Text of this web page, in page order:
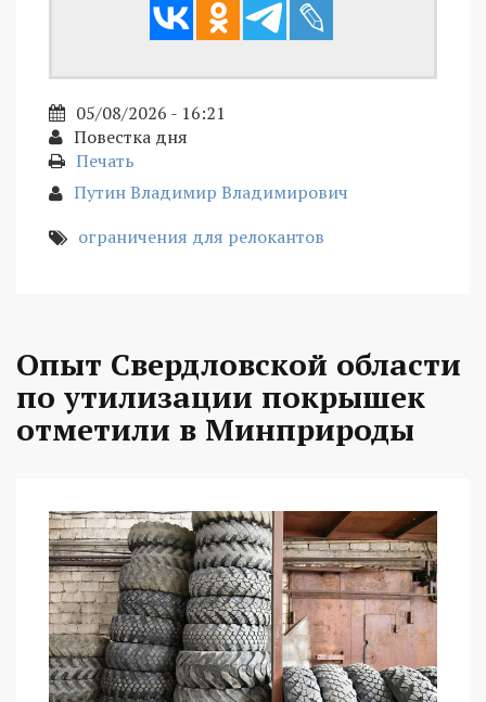
05/08/2026 - 16:21
Повестка дня
Печать
Путин Владимир Владимирович
ограничения для релокантов
Опыт Свердловской области
по утилизации покрышек
отметили в Минприроды